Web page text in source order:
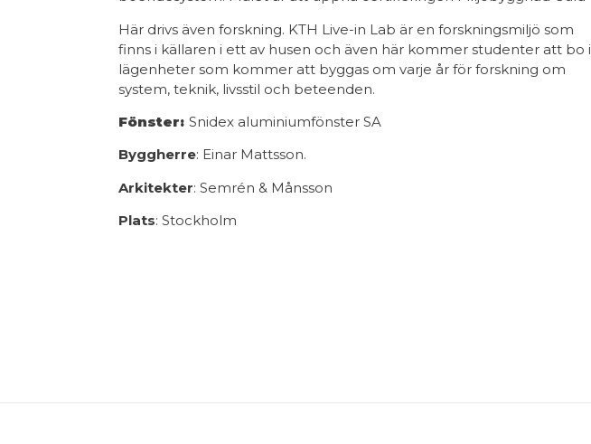
Här drivs även forskning. KTH Live-in Lab är en forskningsmiljö som
finns i källaren i ett av husen och även här kommer studenter att bo i
lägenheter som kommer att byggas om varje år för forskning om
system, teknik, livsstil och beteenden.
Fönster: Snidex aluminiumfönster SA
Byggherre: Einar Mattsson.
Arkitekter: Semrén & Månsson
Plats: Stockholm